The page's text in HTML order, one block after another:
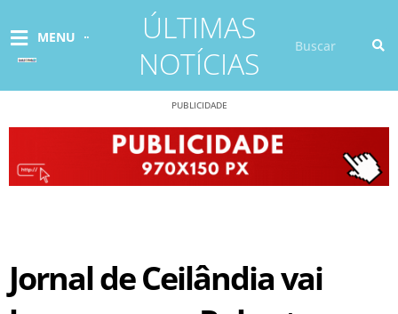
conteúdo
MENU
ÚLTIMAS
NOTÍCIAS
PUBLICIDADE
Jornal de Ceilândia vai